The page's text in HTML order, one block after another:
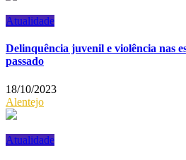
Atualidade
Delinquência juvenil e violência nas
passado
18/10/2023
Alentejo
Atualidade